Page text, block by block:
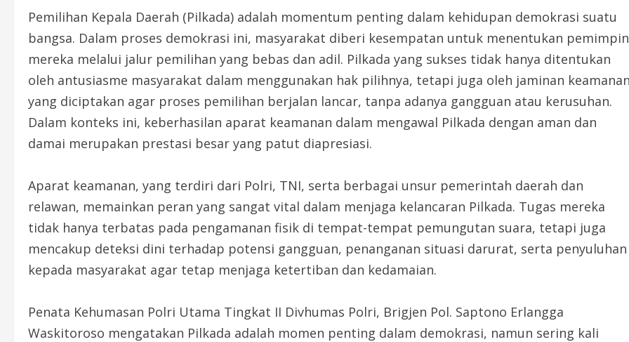
Pemilihan Kepala Daerah (Pilkada) adalah momentum penting dalam kehidupan demokrasi suatu
bangsa. Dalam proses demokrasi ini, masyarakat diberi kesempatan untuk menentukan pemimpin
mereka melalui jalur pemilihan yang bebas dan adil. Pilkada yang sukses tidak hanya ditentukan
oleh antusiasme masyarakat dalam menggunakan hak pilihnya, tetapi juga oleh jaminan keamanan
yang diciptakan agar proses pemilihan berjalan lancar, tanpa adanya gangguan atau kerusuhan.
Dalam konteks ini, keberhasilan aparat keamanan dalam mengawal Pilkada dengan aman dan
damai merupakan prestasi besar yang patut diapresiasi.
Aparat keamanan, yang terdiri dari Polri, TNI, serta berbagai unsur pemerintah daerah dan
relawan, memainkan peran yang sangat vital dalam menjaga kelancaran Pilkada. Tugas mereka
tidak hanya terbatas pada pengamanan fisik di tempat-tempat pemungutan suara, tetapi juga
mencakup deteksi dini terhadap potensi gangguan, penanganan situasi darurat, serta penyuluhan
kepada masyarakat agar tetap menjaga ketertiban dan kedamaian.
Penata Kehumasan Polri Utama Tingkat II Divhumas Polri, Brigjen Pol. Saptono Erlangga
Waskitoroso mengatakan Pilkada adalah momen penting dalam demokrasi, namun sering kali